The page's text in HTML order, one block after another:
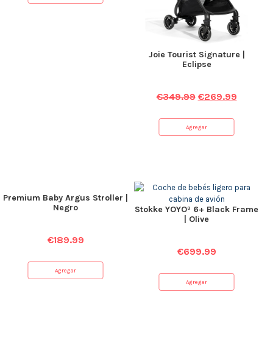
Joie Tourist Signature |
Eclipse
€349.99 €269.99
Agregar
Premium Baby Argus Stroller |
Negro
€189.99
Agregar
Stokke YOYO³ 6+ Black Frame
| Olive
€699.99
Agregar